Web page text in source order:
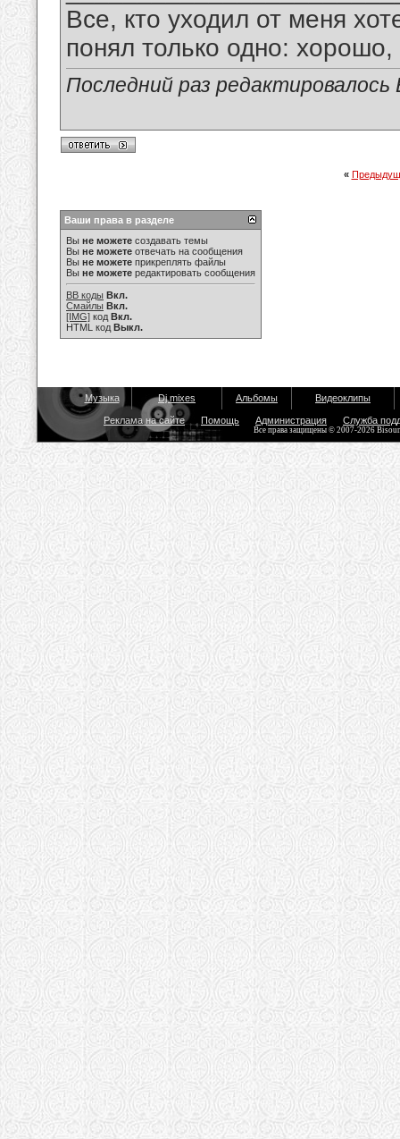
Все, кто уходил от меня
понял только одно:
Последний раз
«
Ваши права в разделе
Вы не можете создавать темы
Вы не можете отвечать на сообщения
Вы не можете прикреплять файлы
Вы не можете редактировать сообщения
BB коды Вкл.
Смайлы Вкл.
[IMG] код Вкл.
HTML код Выкл.
Музыка Dj mixes Альбомы Видеоклипы
Реклама на сайте Помощь Администрация Служба
Все права защищены © 2007-2026